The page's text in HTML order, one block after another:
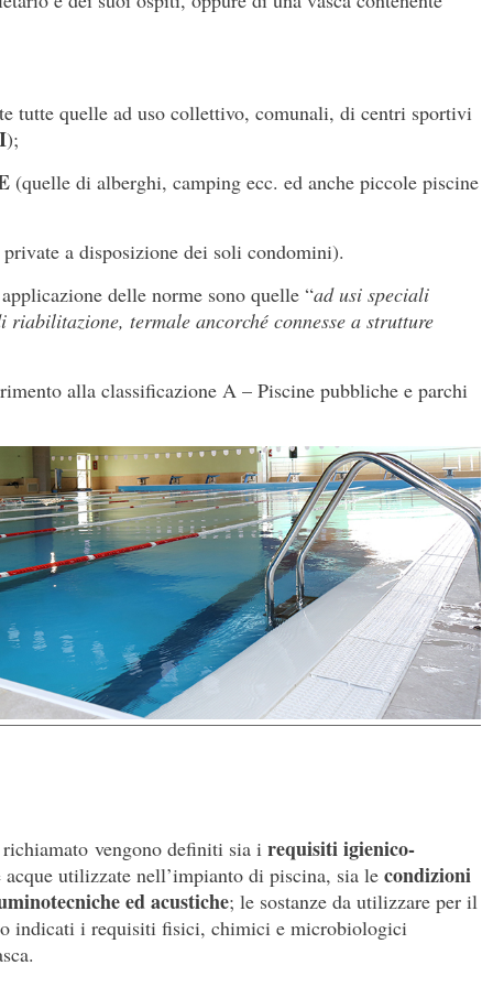
tutte quelle ad uso collettivo, comunali, di centri sportivi
);
(quelle di alberghi, camping ecc. ed anche piccole piscine
a disposizione dei soli condomini).
delle norme sono quelle “ad usi speciali
termale ancorché connesse a strutture
alla classificazione A – Piscine pubbliche e parchi
vengono definiti sia i requisiti igienico-
utilizzate nell’impianto di piscina, sia le condizioni
ed acustiche; le sostanze da utilizzare per il
indicati i requisiti fisici, chimici e microbiologici